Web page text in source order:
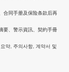
合同手册及保险条款后再
要、警示資訊、契約手冊
약, 주의사항, 계약서 및